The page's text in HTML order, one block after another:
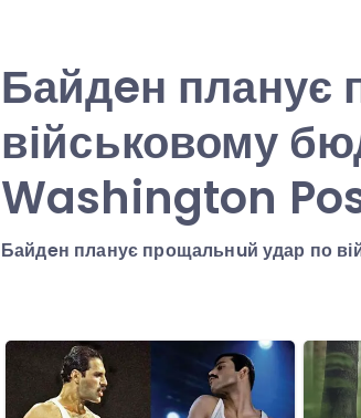
Байдeн планує
військовому
Washington
Байдeн планує прощальнuй удар по